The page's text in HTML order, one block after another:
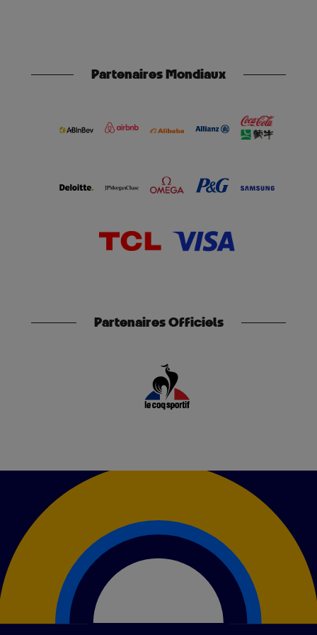
Partenaires Mondiaux
Partenaires Officiels